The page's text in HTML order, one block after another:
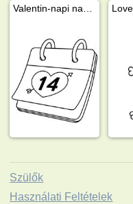
Love
Szülők
Használati Feltételek